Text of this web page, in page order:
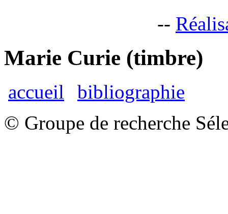
--
Marie Curie (timbre)
accueil
bibliographie
© Groupe de recherche